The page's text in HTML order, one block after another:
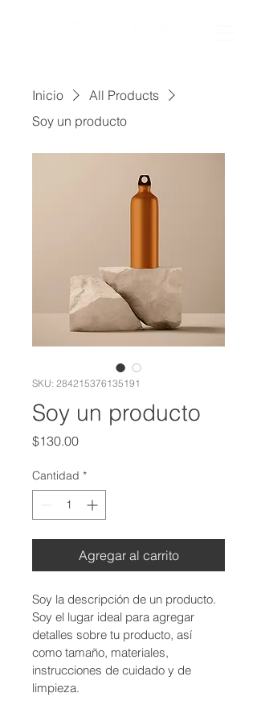
Inicio
All Products
Soy un producto
SKU: 284215376135191
Soy un producto
$130.00Precio
Cantidad *
Agregar al carrito
Soy la descripción de un producto.
Soy el lugar ideal para agregar
detalles sobre tu producto, así
como tamaño, materiales,
instrucciones de cuidado y de
limpieza.